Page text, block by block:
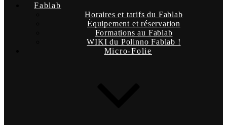
Fablab
Horaires et tarifs du Fablab
Équipement et réservation
Formations au Fablab
WIKI du Polinno Fablab !
Micro-Folie